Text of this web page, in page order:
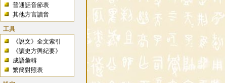
普通話音節表
其他方言讀音
工具
《說文》全文索引
《讀史方輿紀要》
成語彙輯
繁簡對照表